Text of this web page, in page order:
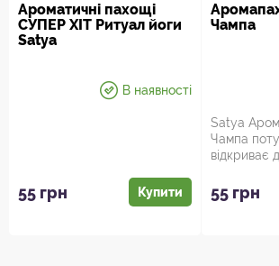
Ароматичні пахощі
СУПЕР ХІТ Ритуал йоги
Satya
В наявності
55 грн Купити
Чампа
Satya
Чампа
відкриває
55 грн